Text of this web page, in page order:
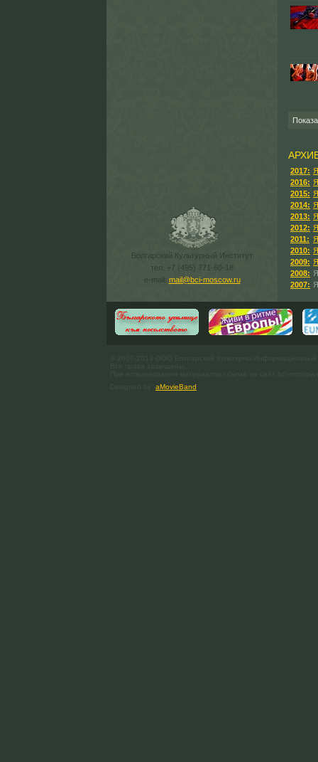
Болгарский Культурный Институт
тел. +7 (495) 771-60-18
e-mail: mail@bci-moscow.ru
2017:
2016:
2015:
2014:
2013:
2012:
2011:
2010:
2009:
2008:
2007:
aMovieBand